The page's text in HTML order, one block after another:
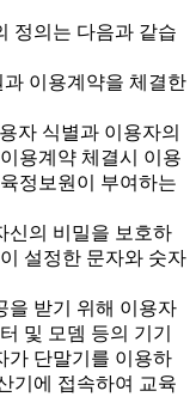
정의는 다음과 같습
이용계약을 체결한
자 식별과 이용자의
용계약 체결시 이용
정보원이 부여하는
의 비밀을 보호하
설정한 문자와 숫자
받기 위해 이용자
및 모뎀 등의 기기
단말기를 이용하
기에 접속하여 교육